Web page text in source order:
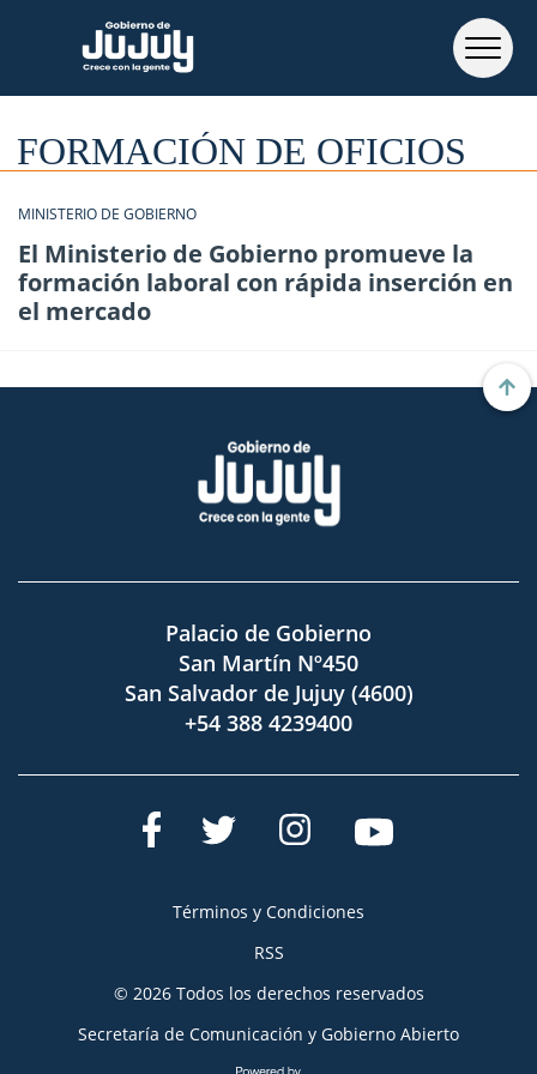
FORMACIÓN DE OFICIOS
MINISTERIO DE GOBIERNO
El Ministerio de Gobierno promueve la
formación laboral con rápida inserción en
el mercado
Palacio de Gobierno
San Martín Nº450
San Salvador de Jujuy (4600)
+54 388 4239400
Términos y Condiciones
RSS
© 2026 Todos los derechos reservados
Secretaría de Comunicación y Gobierno Abierto